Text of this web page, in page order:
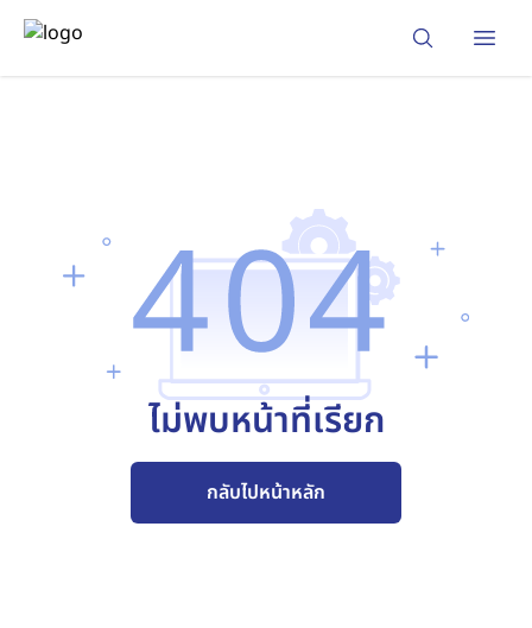
ไม่พบหน้าที่เรียก
กลับไปหน้าหลัก